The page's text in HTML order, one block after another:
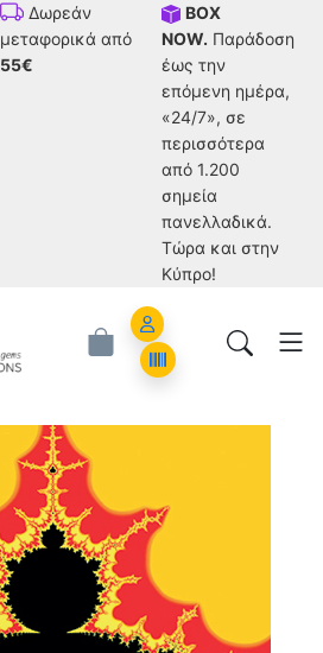
Δωρεάν
μεταφορικά από
55€
BOX
NOW. Παράδοση
έως την
επόμενη ημέρα,
«24/7», σε
περισσότερα
από 1.200
σημεία
πανελλαδικά.
Tώρα και στην
Κύπρο!
Account
Orders